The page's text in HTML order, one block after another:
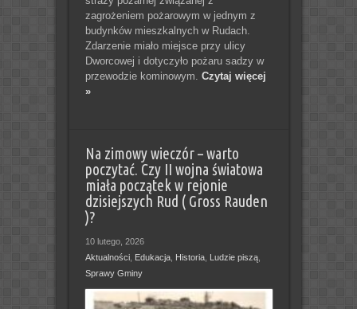
zagrożeniem pożarowym w jednym z
budynków mieszkalnych w Rudach.
Zdarzenie miało miejsce przy ulicy
Dworcowej i dotyczyło pożaru sadzy w
przewodzie kominowym. Czytaj więcej
»
Na zimowy wieczór – warto
poczytać. Czy II wojna światowa
miała początek w rejonie
dzisiejszych Rud ( Gross Rauden
)?
10 lutego, 2026
Aktualności, Edukacja, Historia, Ludzie piszą,
Sprawy Gminy